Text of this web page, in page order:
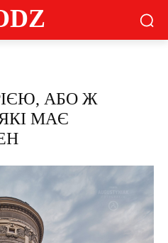
АБО Ж
МАЄ